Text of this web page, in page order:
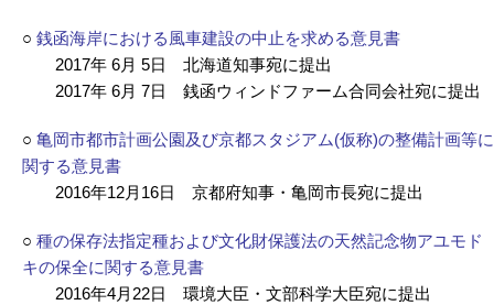
○ 銭函海岸における風車建設の中止を求める意見書
2017年 6月 5日 北海道知事宛に提出
2017年 6月 7日 銭函ウィンドファーム合同会社宛に提出
○ 亀岡市都市計画公園及び京都スタジアム(仮称)の整備計画等に
関する意見書
2016年12月16日 京都府知事・亀岡市長宛に提出
○ 種の保存法指定種および文化財保護法の天然記念物アユモド
キの保全に関する意見書
2016年4月22日 環境大臣・文部科学大臣宛に提出